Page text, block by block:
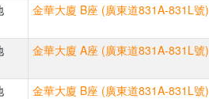
金華大廈 B座 (廣東道831A-831L號)
金華大廈 A座 (廣東道831A-831L號)
金華大廈 B座 (廣東道831A-831L號)